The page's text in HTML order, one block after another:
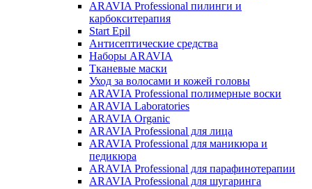
ARAVIA Professional пилинги и
карбокситерапия
Start Epil
Антисептические средства
Наборы ARAVIA
Тканевые маски
Уход за волосами и кожей головы
ARAVIA Professional полимерные воски
ARAVIA Laboratories
ARAVIA Organic
ARAVIA Professional для лица
ARAVIA Professional для маникюра и
педикюра
ARAVIA Professional для парафинотерапии
ARAVIA Professional для шугаринга